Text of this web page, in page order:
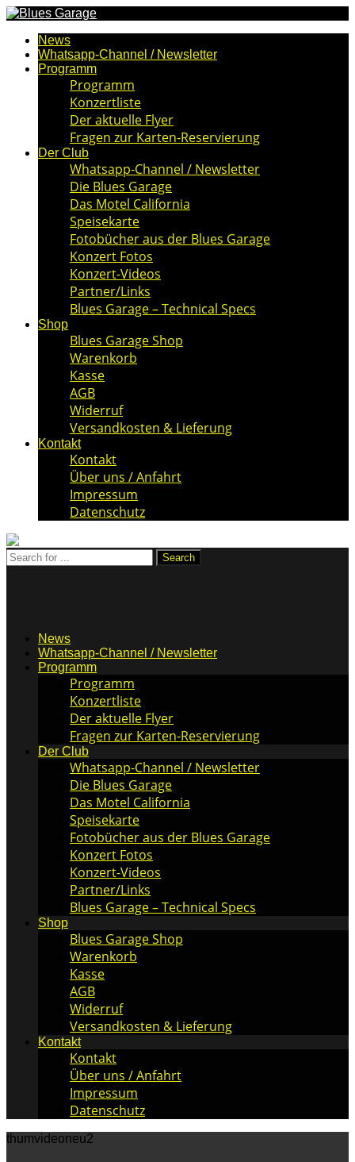
News
Whatsapp-Channel / Newsletter
Programm
Programm
Konzertliste
Der aktuelle Flyer
Fragen zur Karten-Reservierung
Der Club
Whatsapp-Channel / Newsletter
Die Blues Garage
Das Motel California
Speisekarte
Fotobücher aus der Blues Garage
Konzert Fotos
Konzert-Videos
Partner/Links
Blues Garage – Technical Specs
Shop
Blues Garage Shop
Warenkorb
Kasse
AGB
Widerruf
Versandkosten & Lieferung
Kontakt
Kontakt
Über uns / Anfahrt
Impressum
Datenschutz
News
Whatsapp-Channel / Newsletter
Programm
Programm
Konzertliste
Der aktuelle Flyer
Fragen zur Karten-Reservierung
Der Club
Whatsapp-Channel / Newsletter
Die Blues Garage
Das Motel California
Speisekarte
Fotobücher aus der Blues Garage
Konzert Fotos
Konzert-Videos
Partner/Links
Blues Garage – Technical Specs
Shop
Blues Garage Shop
Warenkorb
Kasse
AGB
Widerruf
Versandkosten & Lieferung
Kontakt
Kontakt
Über uns / Anfahrt
Impressum
Datenschutz
thumvideoneu2